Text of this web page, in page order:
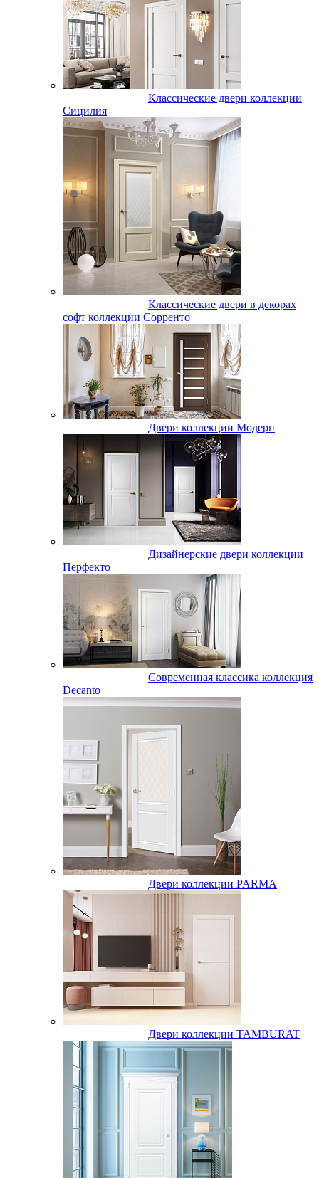
Классические двери коллекции
Сицилия
Классические двери в декорах
софт коллекции Сорренто
Двери коллекции Модерн
Дизайнерские двери коллекции
Перфекто
Современная классика коллекция
Decanto
Двери коллекции PARMA
Двери коллекции TAMBURAT